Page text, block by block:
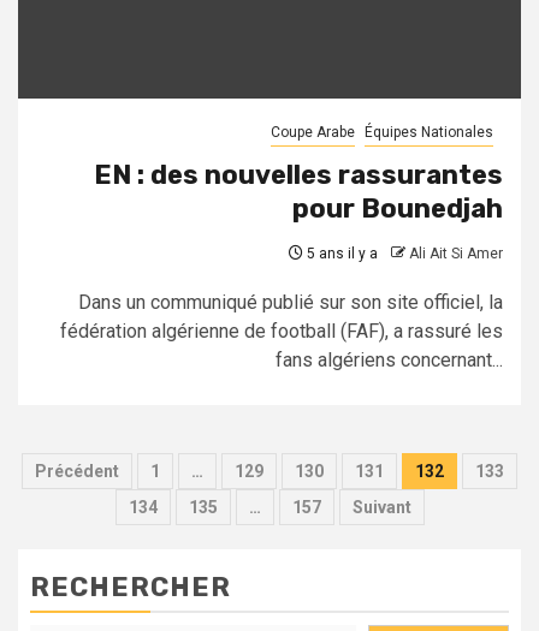
Coupe Arabe Équipes Nationales
EN : des nouvelles rassurantes
pour Bounedjah
5 ans il y a Ali Ait Si Amer
Dans un communiqué publié sur son site officiel, la
fédération algérienne de football (FAF), a rassuré les
fans algériens concernant...
Pagination
Précédent 1 … 129 130 131 132
133
134
135 … 157 Suivant
RECHERCHER